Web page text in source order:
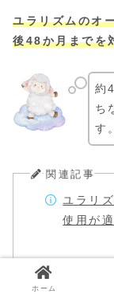
ユラリズムのオ
後48か月までを
約
ち
す。
関連記事
ユラリ
使用が
ホーム